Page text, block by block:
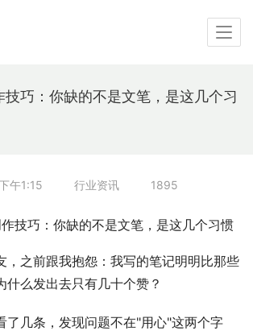
技巧：你缺的不是文笔，是这几个习
午1:15 行业资讯 1895
，之前跟我抱怨：我写的笔记明明比那些
什么发出去只有几十个赞？
了几条，发现问题不在"用心"这两个字